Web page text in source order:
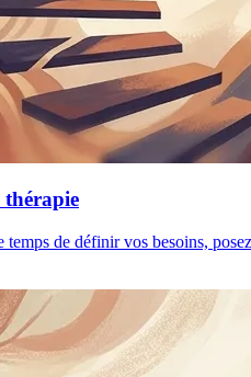
thérapie
de définir vos besoins,